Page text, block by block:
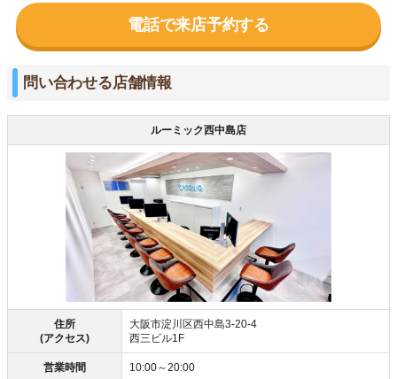
電話で来店予約する
問い合わせる店舗情報
ルーミック西中島店
住所
(アクセス)
大阪市淀川区西中島3-20-4
西三ビル1F
営業時間 10:00～20:00